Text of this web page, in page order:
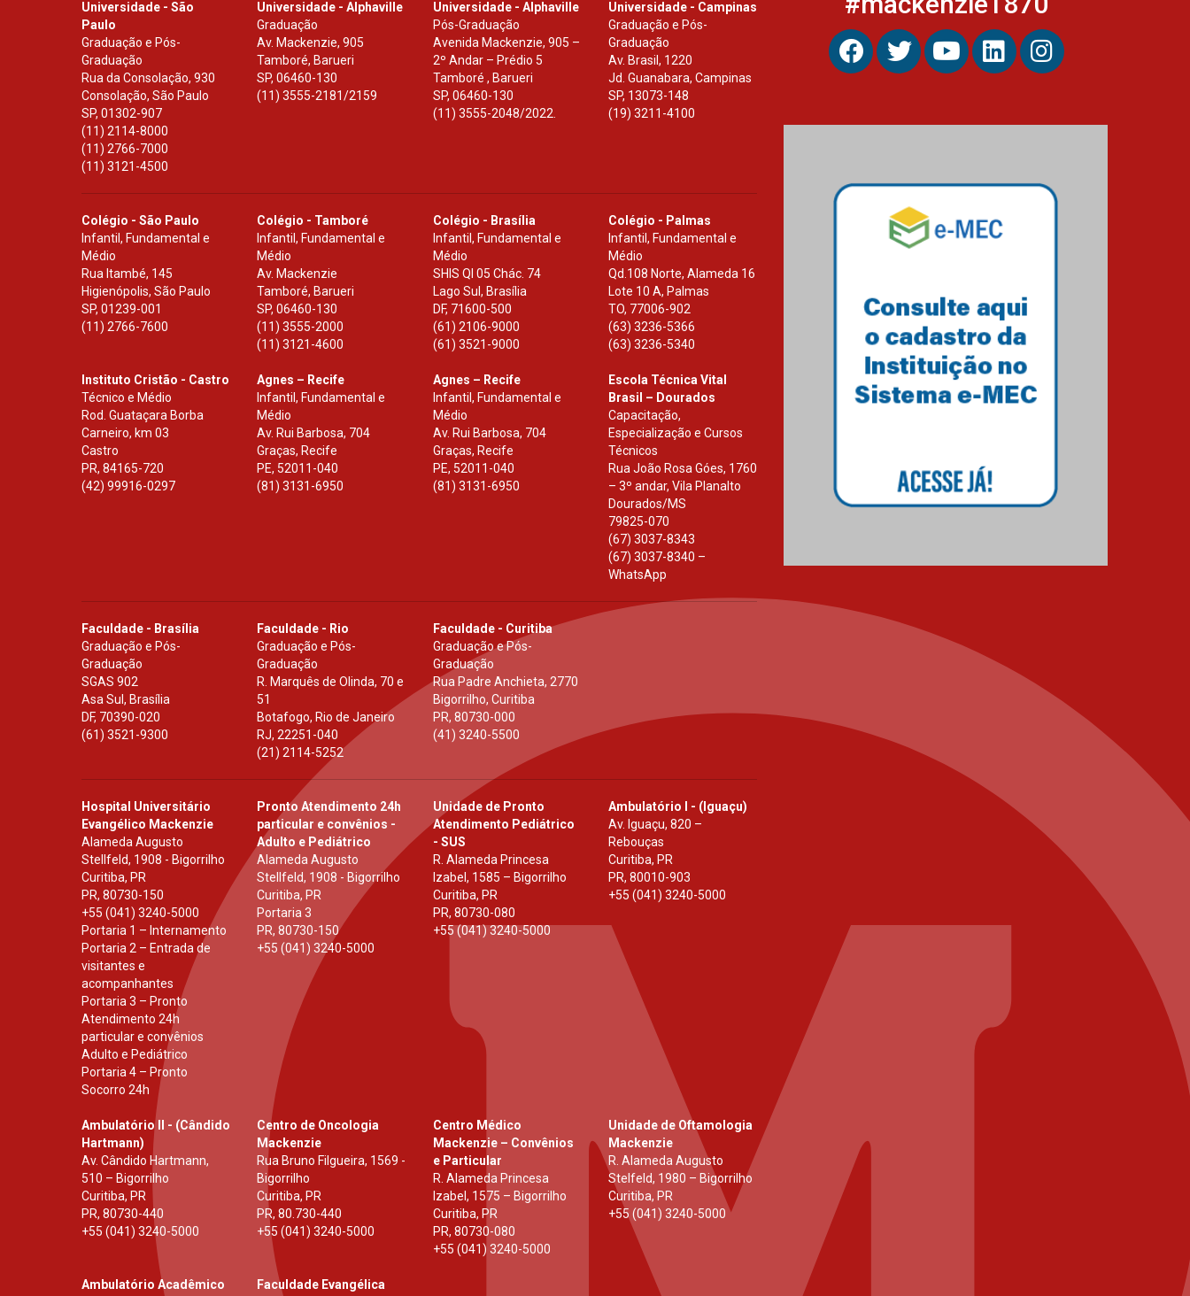
Universidade - São
Paulo
Graduação e Pós-
Graduação
Rua da Consolação, 930
Consolação, São Paulo
SP, 01302-907
(11) 2114-8000
(11) 2766-7000
(11) 3121-4500
Universidade - Alphaville
Graduação
Av. Mackenzie, 905
Tamboré, Barueri
SP,06460-130
(11) 3555-2181/2159
Universidade - Alphaville
Pós-Graduação
Avenida Mackenzie, 905 –
2º Andar – Prédio 5
Tamboré , Barueri
SP, 06460-130
(11) 3555-2048/2022.
Universidade - Campinas
Graduação e Pós-
Graduação
Av. Brasil, 1220
Jd. Guanabara, Campinas
SP, 13073-148
(19) 3211-4100
Colégio - São Paulo
Infantil, Fundamental e
Médio
Rua Itambé, 145
Higienópolis, São Paulo
SP, 01239-001
(11) 2766-7600
Colégio - Tamboré
Infantil, Fundamental e
Médio
Av. Mackenzie
Tamboré, Barueri
SP,06460-130
(11) 3555-2000
(11) 3121-4600
Colégio - Brasília
Infantil, Fundamental e
Médio
SHIS Ql 05 Chác. 74
Lago Sul, Brasília
DF, 71600-500
(61) 2106-9000
(61) 3521-9000
Colégio - Palmas
Infantil, Fundamental e
Médio
Qd.108 Norte, Alameda 16
Lote 10 A, Palmas
TO, 77006-902
(63) 3236-5366
(63) 3236-5340
Instituto Cristão - Castro
Técnico e Médio
Rod. Guataçara Borba
Carneiro, km 03
Castro
PR, 84165-720
(42) 99916-0297
Agnes – Recife
Infantil, Fundamental e
Médio
Av. Rui Barbosa, 704
Graças, Recife
PE, 52011-040
(81) 3131-6950
Agnes – Recife
Infantil, Fundamental e
Médio
Av. Rui Barbosa, 704
Graças, Recife
PE, 52011-040
(81) 3131-6950
Escola Técnica Vital
Brasil – Dourados
Capacitação,
Especialização e Cursos
Técnicos
Rua João Rosa Góes, 1760
– 3º andar, Vila Planalto
Dourados/MS
79825-070
(67) 3037-8343
(67) 3037-8340 –
WhatsApp
Faculdade - Brasília
Graduação e Pós-
Graduação
SGAS 902
Asa Sul, Brasília
DF, 70390-020
(61) 3521-9300
Faculdade - Rio
Graduação e Pós-
Graduação
R. Marquês de Olinda, 70 e
51
Botafogo, Rio de Janeiro
RJ,22251-040
(21) 2114-5252
Faculdade - Curitiba
Graduação e Pós-
Graduação
Rua Padre Anchieta, 2770
Bigorrilho, Curitiba
PR, 80730-000
(41) 3240-5500
Hospital Universitário
Evangélico Mackenzie
Alameda Augusto
Stellfeld, 1908 - Bigorrilho
Curitiba, PR
PR, 80730-150
+55 (041) 3240-5000
Portaria 1 – Internamento
Portaria 2 – Entrada de
visitantes e
acompanhantes
Portaria 3 – Pronto
Atendimento 24h
particular e convênios
Adulto e Pediátrico
Portaria 4 – Pronto
Socorro 24h
Pronto Atendimento 24h
particular e convênios -
Adulto e Pediátrico
Alameda Augusto
Stellfeld, 1908 - Bigorrilho
Curitiba, PR
Portaria 3
PR,80730-150
+55 (041) 3240-5000
Unidade de Pronto
Atendimento Pediátrico
- SUS
R. Alameda Princesa
Izabel, 1585 – Bigorrilho
Curitiba, PR
PR, 80730-080
+55 (041) 3240-5000
Ambulatório I - (Iguaçu)
Av. Iguaçu, 820 –
Rebouças
Curitiba, PR
PR, 80010-903
+55 (041) 3240-5000
Ambulatório II - (Cândido
Hartmann)
Av. Cândido Hartmann,
510 – Bigorrilho
Curitiba, PR
PR, 80730-440
+55 (041) 3240-5000
Centro de Oncologia
Mackenzie
Rua Bruno Filgueira, 1569 -
Bigorrilho
Curitiba, PR
PR,80.730-440
+55 (041) 3240-5000
Centro Médico
Mackenzie – Convênios
e Particular
R. Alameda Princesa
Izabel, 1575 – Bigorrilho
Curitiba, PR
PR, 80730-080
+55 (041) 3240-5000
Unidade de Oftamologia
Mackenzie
R. Alameda Augusto
Stelfeld, 1980 – Bigorrilho
Curitiba, PR
+55 (041) 3240-5000
Ambulatório Acadêmico
Faculdade Evangélica